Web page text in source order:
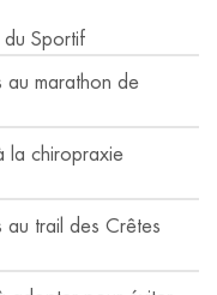
du Sportif
au marathon de
la chiropraxie
au trail des Crêtes